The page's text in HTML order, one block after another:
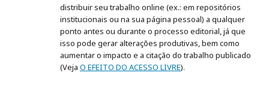
distribuir seu trabalho online (ex.: em repositórios
institucionais ou na sua página pessoal) a qualquer
ponto antes ou durante o processo editorial, já que
isso pode gerar alterações produtivas, bem como
aumentar o impacto e a citação do trabalho publicado
(Veja O EFEITO DO ACESSO LIVRE).